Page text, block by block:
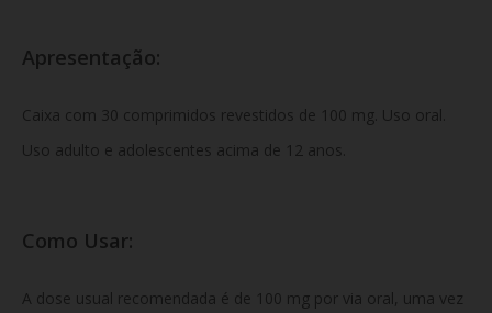
Apresentação:
Caixa com 30 comprimidos revestidos de 100 mg. Uso oral.
Uso adulto e adolescentes acima de 12 anos.
Como Usar:
A dose usual recomendada é de 100 mg por via oral, uma vez